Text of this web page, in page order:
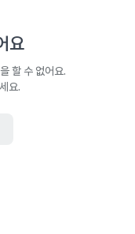
요
할 수 없어요.
요.